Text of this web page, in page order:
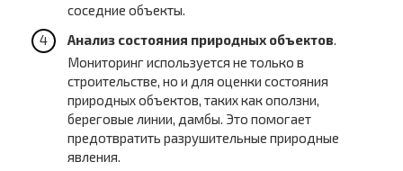
соседние объекты.
Анализ состояния природных объектов.
Мониторинг используется не только в
строительстве, но и для оценки состояния
природных объектов, таких как оползни,
береговые линии, дамбы. Это помогает
предотвратить разрушительные природные
явления.